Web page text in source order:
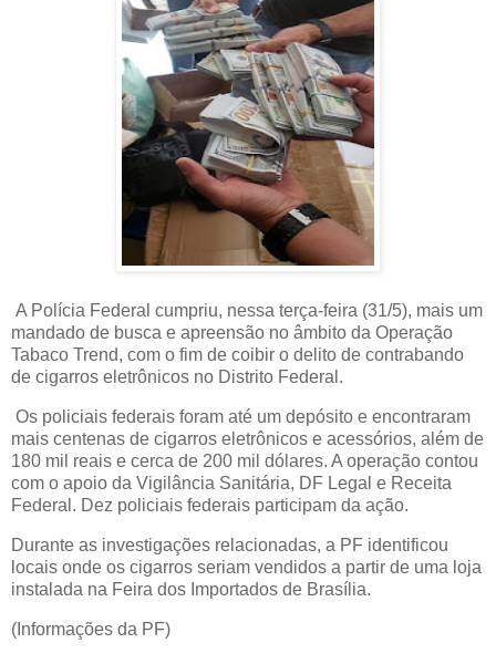
A Polícia Federal cumpriu, nessa terça-feira (31/5), mais um
mandado de busca e apreensão no âmbito da Operação
Tabaco Trend, com o fim de coibir o delito de contrabando
de cigarros eletrônicos no Distrito Federal.
Os policiais federais foram até um depósito e encontraram
mais centenas de cigarros eletrônicos e acessórios, além de
180 mil reais e cerca de 200 mil dólares. A operação contou
com o apoio da Vigilância Sanitária, DF Legal e Receita
Federal. Dez policiais federais participam da ação.
Durante as investigações relacionadas, a PF identificou
locais onde os cigarros seriam vendidos a partir de uma loja
instalada na Feira dos Importados de Brasília.
(Informações da PF)